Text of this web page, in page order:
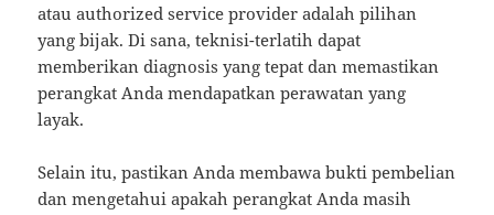
atau authorized service provider adalah pilihan
yang bijak. Di sana, teknisi-terlatih dapat
memberikan diagnosis yang tepat dan memastikan
perangkat Anda mendapatkan perawatan yang
layak.
Selain itu, pastikan Anda membawa bukti pembelian
dan mengetahui apakah perangkat Anda masih